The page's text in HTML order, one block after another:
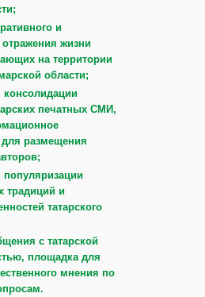
и
жизни
на территории
области;
печатных СМИ,
для размещения
традиций и
татарского
с татарской
площадка для
мнения по